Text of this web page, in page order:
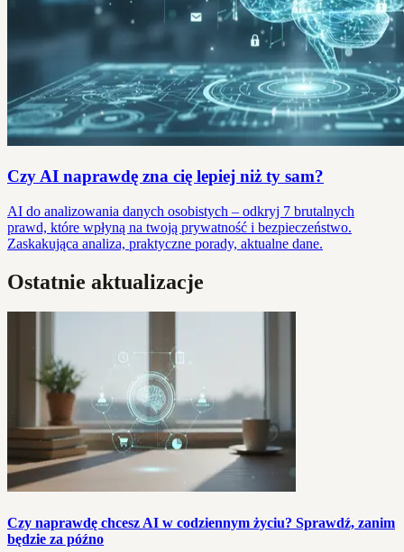
Czy AI naprawdę zna cię lepiej niż ty sam?
AI do analizowania danych osobistych – odkryj 7 brutalnych
prawd, które wpłyną na twoją prywatność i bezpieczeństwo.
Zaskakująca analiza, praktyczne porady, aktualne dane.
Ostatnie aktualizacje
Czy naprawdę chcesz AI w codziennym życiu? Sprawdź, zanim
będzie za późno